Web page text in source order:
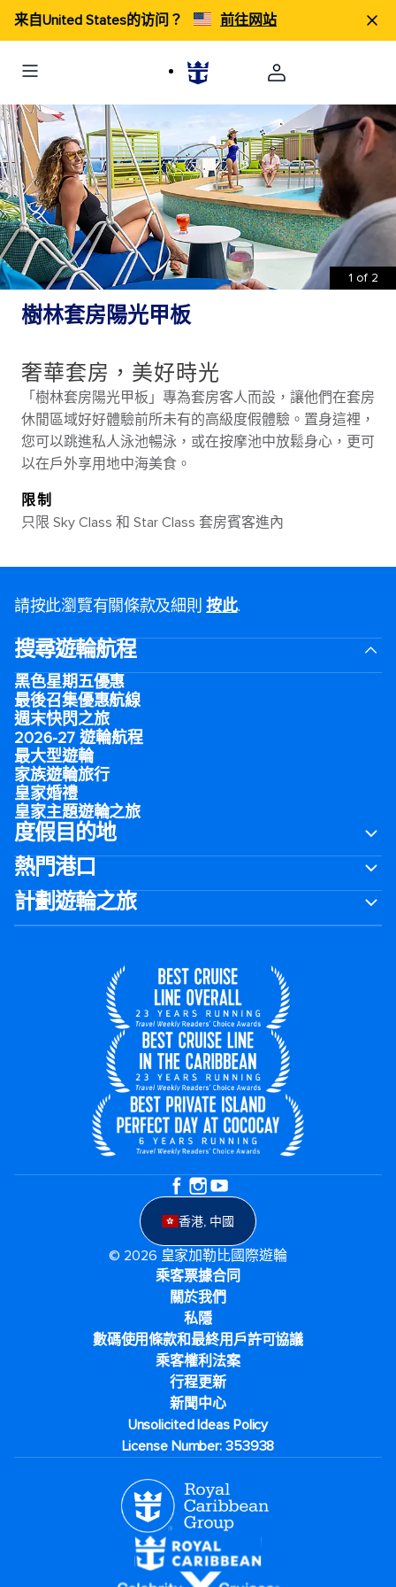
来自United States的访问？ 前往网站
1 of 2
樹林套房陽光甲板
奢華套房，美好時光
「樹林套房陽光甲板」專為套房客人而設，讓他們在套房
休閒區域好好體驗前所未有的高級度假體驗。置身這裡，
您可以跳進私人泳池暢泳，或在按摩池中放鬆身心，更可
以在戶外享用地中海美食。
限制
只限 Sky Class 和 Star Class 套房賓客進內
請按此瀏覽有關條款及細則按此.
搜尋遊輪航程
黑色星期五優惠
最後召集優惠航線
週末快閃之旅
2026-27 遊輪航程
最大型遊輪
家族遊輪旅行
皇家婚禮
皇家主題遊輪之旅
度假目的地
熱門港口
計劃遊輪之旅
香港, 中國
© 2026 皇家加勒比國際遊輪
乘客票據合同
關於我們
私隱
數碼使用條款和最終用戶許可協議
乘客權利法案
行程更新
新聞中心
Unsolicited Ideas Policy
License Number: 353938